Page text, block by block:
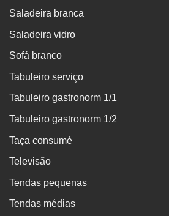
Saladeira branca
Saladeira vidro
Sofá branco
Tabuleiro serviço
Tabuleiro gastronorm 1/1
Tabuleiro gastronorm 1/2
Taça consumé
Televisão
Tendas pequenas
Tendas médias